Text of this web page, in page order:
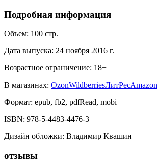
Подробная информация
Объем: 100 стр.
Дата выпуска: 24 ноября 2016 г.
Возрастное ограничение: 18+
В магазинах: OzonWildberriesЛитРесAmazon
Формат: epub, fb2, pdfRead, mobi
ISBN: 978-5-4483-4476-3
Дизайн обложки: Владимир Квашин
отзывы